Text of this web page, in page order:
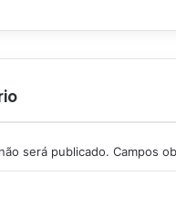
será publicado. Campos